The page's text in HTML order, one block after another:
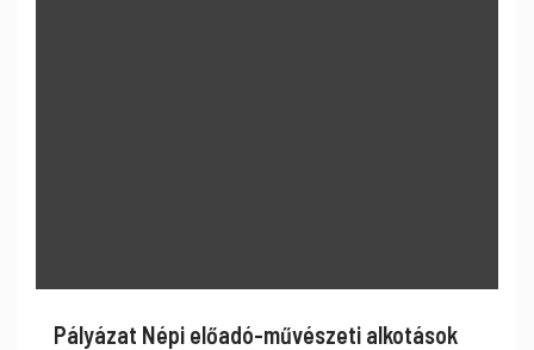
Pályázat Népi előadó-művészeti alkotások